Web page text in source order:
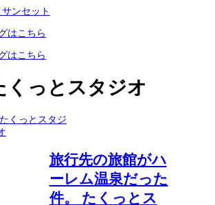
ンセット
はこちら
はこちら
くっとスタジオ
たくっとスタジ
旅行先の旅館がハ
ーレム温泉だった
件。 たくっとス